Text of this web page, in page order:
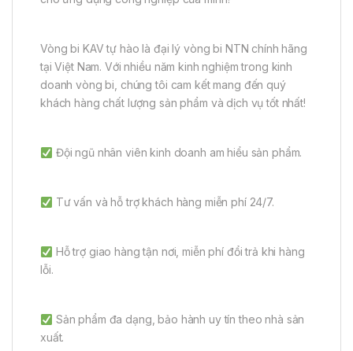
Vòng bi KAV tự hào là đại lý vòng bi NTN chính hãng
tại Việt Nam. Với nhiều năm kinh nghiệm trong kinh
doanh vòng bi, chúng tôi cam kết mang đến quý
khách hàng chất lượng sản phẩm và dịch vụ tốt nhất!
Đội ngũ nhân viên kinh doanh am hiểu sản phẩm.
Tư vấn và hỗ trợ khách hàng miễn phí 24/7.
Hỗ trợ giao hàng tận nơi, miễn phí đổi trả khi hàng
lỗi.
Sản phẩm đa dạng, bảo hành uy tín theo nhà sản
xuất.